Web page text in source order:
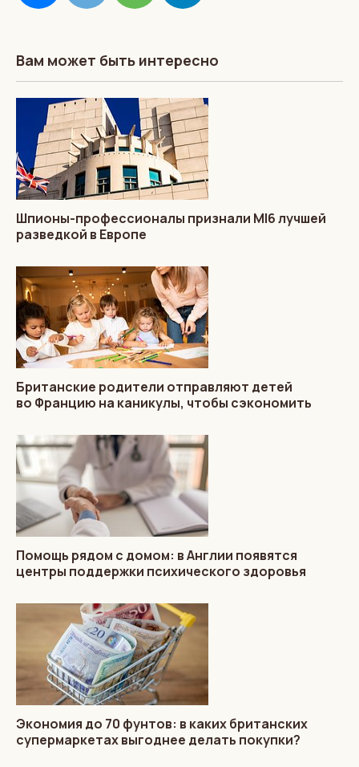
Вам может быть интересно
Шпионы-профессионалы признали MI6 лучшей
разведкой в Европе
Британские родители отправляют детей
во Францию на каникулы, чтобы сэкономить
Помощь рядом с домом: в Англии появятся
центры поддержки психического здоровья
Экономия до 70 фунтов: в каких британских
супермаркетах выгоднее делать покупки?